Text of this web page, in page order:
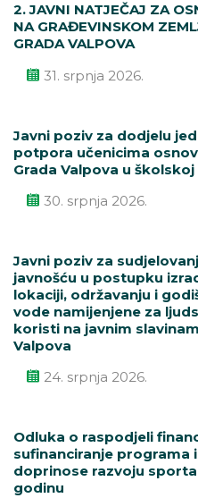
2. JAVNI NATJEČAJ ZA
NA GRAĐEVINSKOM
GRADA VALPOVA
31. srpnja 2026.
Javni poziv za dodjelu
potpora učenicima
Grada Valpova u
30. srpnja 2026.
Javni poziv za
javnošću u postupku
lokaciji, održavanju i
vode namijenjene za
koristi na javnim
Valpova
24. srpnja 2026.
Odluka o raspodjeli
sufinanciranje
doprinose razvoju
godinu